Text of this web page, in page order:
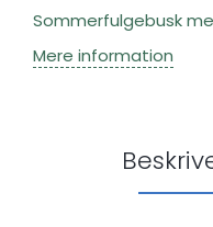
Sommerfulgebusk
Mere information